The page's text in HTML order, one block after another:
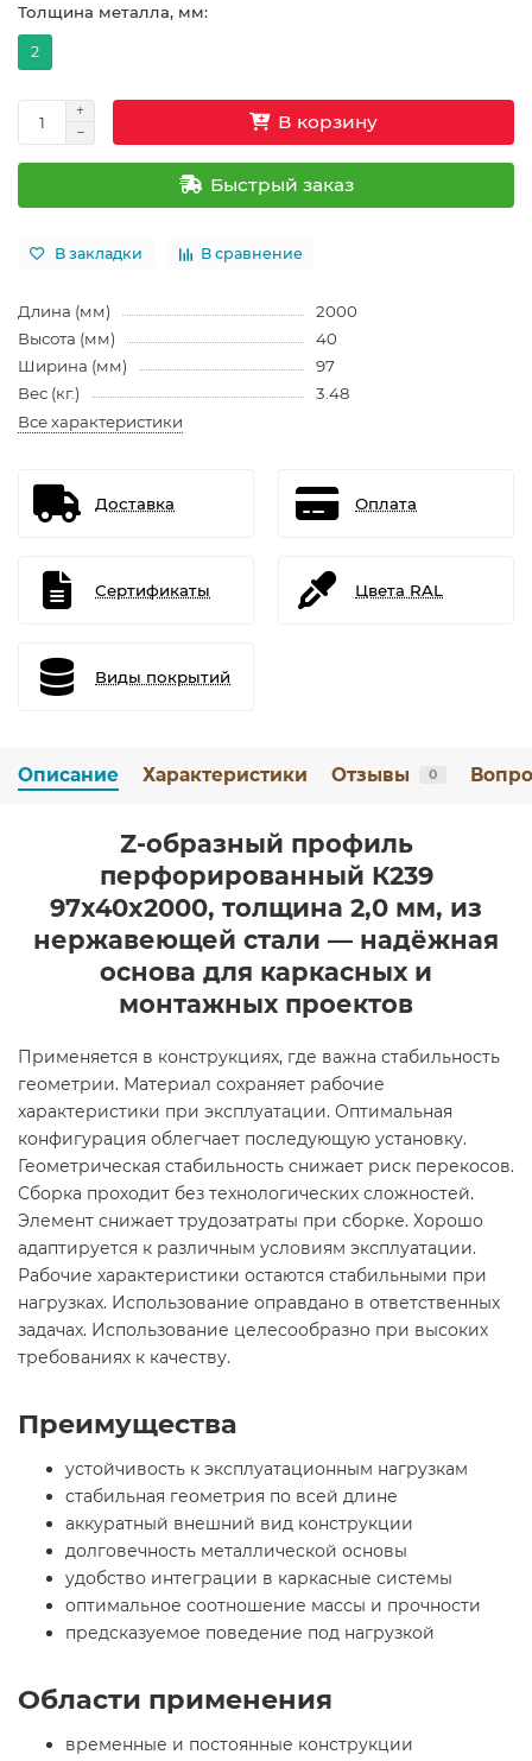
Толщина металла, мм:
2
В корзину
Быстрый заказ
В закладки В сравнение
Длина (мм)
2000
Высота (мм)
40
Ширина (мм)
97
Вес (кг.)
3.48
Все характеристики
Доставка Оплата
Сертификаты Цвета RAL
Виды покрытий
Описание Характеристики Отзывы 0
Z-образный профиль
перфорированный К239
97x40x2000, толщина 2,0 мм, из
нержавеющей стали — надёжная
основа для каркасных и
монтажных проектов
Применяется в конструкциях, где важна стабильность
геометрии. Материал сохраняет рабочие
характеристики при эксплуатации. Оптимальная
конфигурация облегчает последующую установку.
Геометрическая стабильность снижает риск перекосов.
Сборка проходит без технологических сложностей.
Элемент снижает трудозатраты при сборке. Хорошо
адаптируется к различным условиям эксплуатации.
Рабочие характеристики остаются стабильными при
нагрузках. Использование оправдано в ответственных
задачах. Использование целесообразно при высоких
требованиях к качеству.
Преимущества
устойчивость к эксплуатационным нагрузкам
стабильная геометрия по всей длине
аккуратный внешний вид конструкции
долговечность металлической основы
удобство интеграции в каркасные системы
оптимальное соотношение массы и прочности
предсказуемое поведение под нагрузкой
Области применения
временные и постоянные конструкции